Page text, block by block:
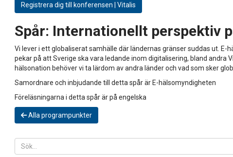
Registrera dig till konferensen | Vitalis
Spår: Internationellt perspektiv
Vi lever i ett globaliserat samhälle där ländernas gränser suddas ut.
pekar på att Sverige ska vara ledande inom digitalisering, bland andra
hälsonation behöver vi ta lärdom av andra länder och vad som sker
Samordnare och inbjudande till detta spår är E-hälsomyndigheten
Föreläsningarna i detta spår är på engelska
Alla programpunkter